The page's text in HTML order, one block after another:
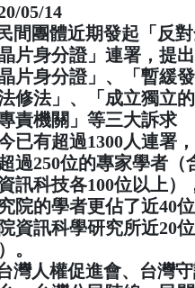
05/14
民間團體近期發起「反
片身分證」連署，提
片身分證」、「暫緩
修法」、「成立獨立
責機關」等三大訴求
已有超過1300人連署
過250位的專家學者（
訊科技各100位以上）
院的學者更佔了近40
資訊科學研究所近20
。
灣人權促進會、台灣